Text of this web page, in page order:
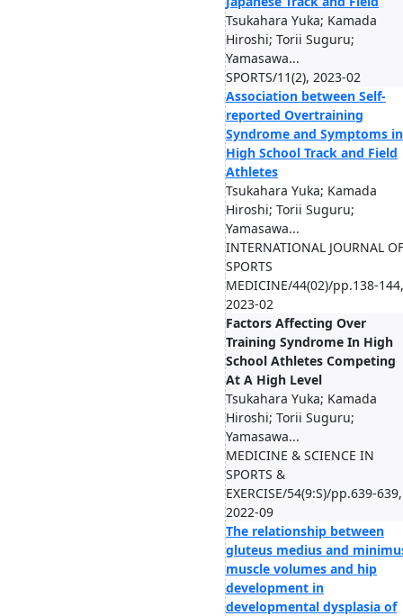
Tsukahara Yuka; Kamada
Hiroshi; Torii Suguru;
Yamasawa...
SPORTS/11(2), 2023-02
Association between Self-
reported Overtraining
Syndrome and Symptoms in
High School Track and Field
Athletes
Tsukahara Yuka; Kamada
Hiroshi; Torii Suguru;
Yamasawa...
INTERNATIONAL JOURNAL OF
SPORTS
MEDICINE/44(02)/pp.138-144,
2023-02
Factors Affecting Over
Training Syndrome In High
School Athletes Competing
At A High Level
Tsukahara Yuka; Kamada
Hiroshi; Torii Suguru;
Yamasawa...
MEDICINE & SCIENCE IN
SPORTS &
EXERCISE/54(9:S)/pp.639-639,
2022-09
The relationship between
gluteus medius and
muscle volumes and hip
development in
developmental dysplasia of